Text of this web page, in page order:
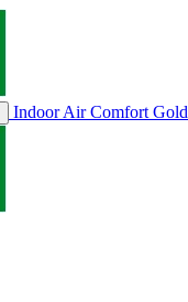
Indoor Air Comfort Gold